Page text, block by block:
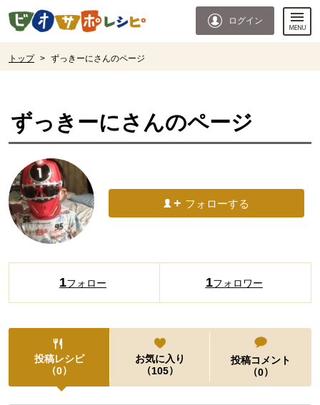
ページの先頭です。
ログイン
トップ > ずっきーにさんのページ
ずっきーにさんのページ
フォローする
1フォロー 1フォロワー
投稿レシピ
（0）
お気に入り
（105）
投稿コメント
（0）